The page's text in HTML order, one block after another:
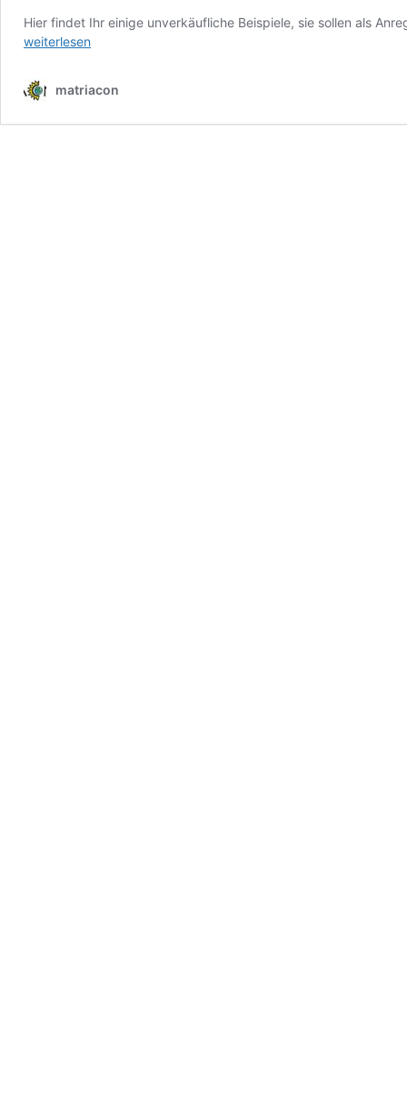
Hier findet Ihr einige unverkäufliche Beispiele, sie sollen als
Mustervorlagen
weiterlesen
matriacon